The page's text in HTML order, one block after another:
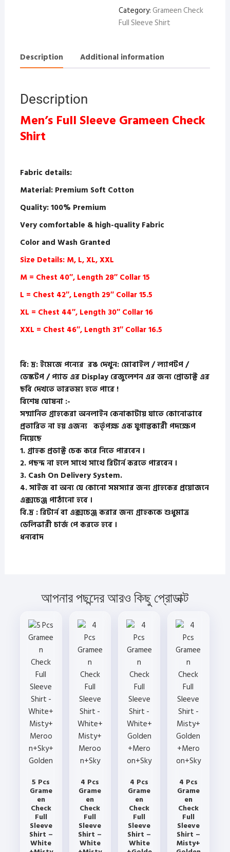
Category: Grameen Check
Full Sleeve Shirt
Description Additional information
Description
Men’s Full Sleeve Grameen Check
Shirt
Fabric details:
Material: Premium Soft Cotton
Quality: 100% Premium
Very comfortable & high-quality Fabric
Color and Wash Granted
Size Details: M, L, XL, XXL
M = Chest 40″, Length 28″ Collar 15
L = Chest 42″, Length 29″ Collar 15.5
XL = Chest 44″, Length 30″ Collar 16
XXL = Chest 46″, Length 31″ Collar 16.5
বি: দ্র: ইমেজে পন্যের রঙ দেখুন: মোবাইল / ল্যাপটপ /
ডেস্কটপ / প্যাড এর Display রেজুলেশন এর জন্য প্রোডাক্ট এর
ছবি দেখতে তারতম্য হতে পারে !
বিশেষ ঘোষনা :-
সম্মানিত গ্রাহকেরা অনলাইন কেনাকাটায় যাতে কোনোভাবে
প্রতারিত না হয় এজন্য কর্তৃপক্ষ এক যুগান্তকারী পদক্ষেপ
নিয়েছে
1. গ্রাহক প্রডাক্ট চেক করে নিতে পারবেন ।
2. পছন্দ না হলে সাথে সাথে রিটার্ন করতে পারবেন ।
3. Cash On Delivery System.
4. সাইজ বা অন্য যে কোনো সমস্যার জন্য গ্রাহকের প্রয়োজনে
এক্সচেঞ্জ পাঠানো হবে ।
বি.দ্র : রিটার্ন বা এক্সচেঞ্জ করার জন্য গ্রাহককে শুধুমাত্র
ডেলিভারী চার্জ পে করতে হবে ।
ধন্যবাদ
আপনার পছন্দের আরও কিছু প্রোডাক্ট
5 Pcs
Grame
en
Check
Full
Sleeve
Shirt –
White
4 Pcs
Grame
en
Check
Full
Sleeve
Shirt –
White
4 Pcs
Grame
en
Check
Full
Sleeve
Shirt –
White
4 Pcs
Grame
en
Check
Full
Sleeve
Shirt –
Misty+